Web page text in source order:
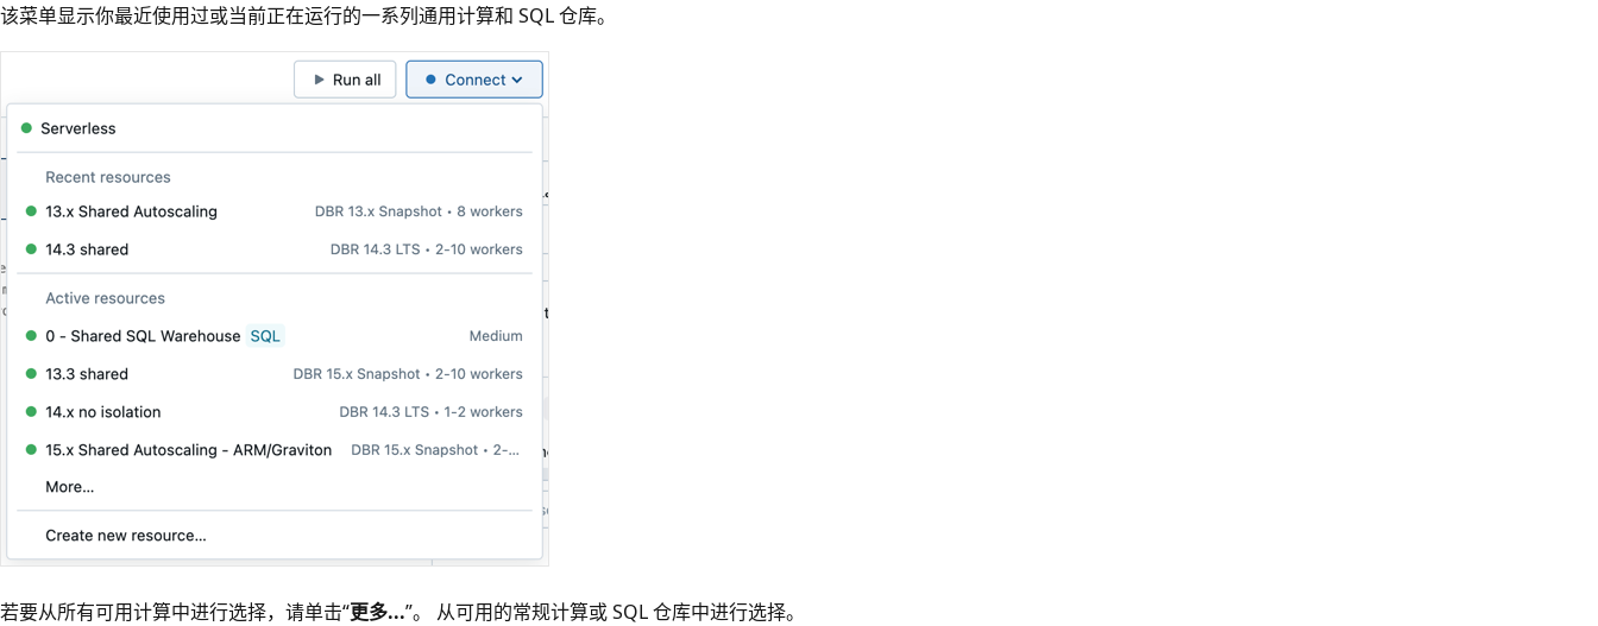
该菜单显示你最近使用过或当前正在运行的一系列通用计算和 SQL 仓库。
若要从所有可用计算中进行选择，请单击“更多...”。 从可用的常规计算或 SQL 仓库中进行选择。